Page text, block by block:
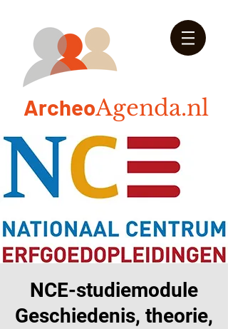
ArcheoAgenda.nl
NCE-studiemodule
Geschiedenis, theorie,